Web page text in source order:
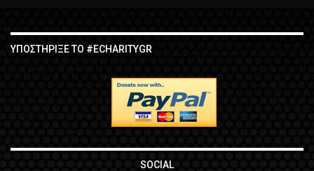
ΥΠΟΣΤΉΡΙΞΕ ΤΟ #ECHARITYGR
SOCIAL